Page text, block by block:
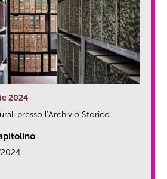
2024
presso l’Archivio Storico